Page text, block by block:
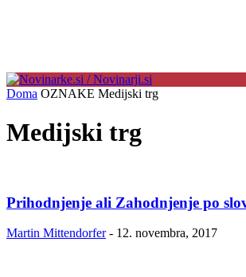
Doma OZNAKE Medijski trg
Medijski trg
Prihodnjenje ali Zahodnjenje po
Martin Mittendorfer - 12. novembra, 2017